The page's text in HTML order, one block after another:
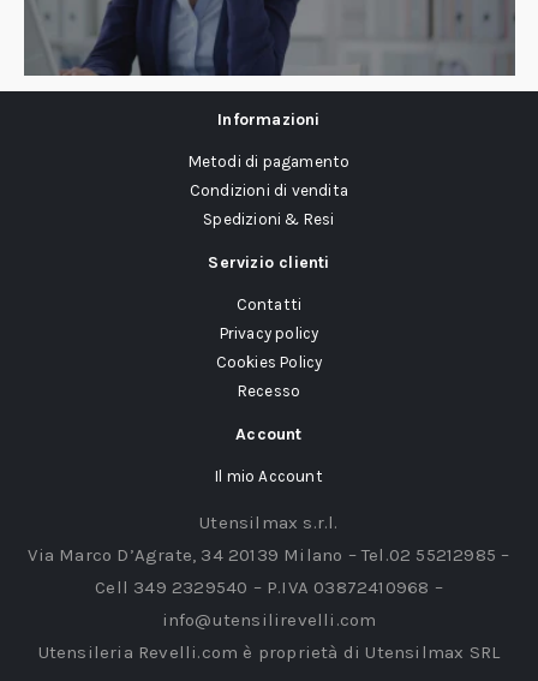
Informazioni
Metodi di pagamento
Condizioni di vendita
Spedizioni & Resi
Servizio clienti
Contatti
Privacy policy
Cookies Policy
Recesso
Account
Il mio Account
Utensilmax s.r.l.
Via Marco D’Agrate, 34 20139 Milano – Tel.02 55212985 –
Cell 349 2329540 – P.IVA 03872410968 –
info@utensilirevelli.com
Utensileria Revelli.com è proprietà di Utensilmax SRL